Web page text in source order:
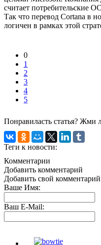
считает потребительские
Так что перевод Cortana в
логичен в рамках этой
0
1
2
3
4
5
Понравиласть статья? Жми
Теги к новости:
Комментарии
Добавить комментарий
Добавить свой
Ваше Имя:
Ваш E-Mail: